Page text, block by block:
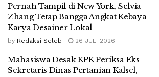
Pernah Tampil di New York, Selvia
Zhang Tetap Bangga Angkat Kebaya
Karya Desainer Lokal
by Redaksi Seleb 26 JULI 2026
Mahasiswa Desak KPK Periksa Eks
Sekretaris Dinas Pertanian Kalsel,